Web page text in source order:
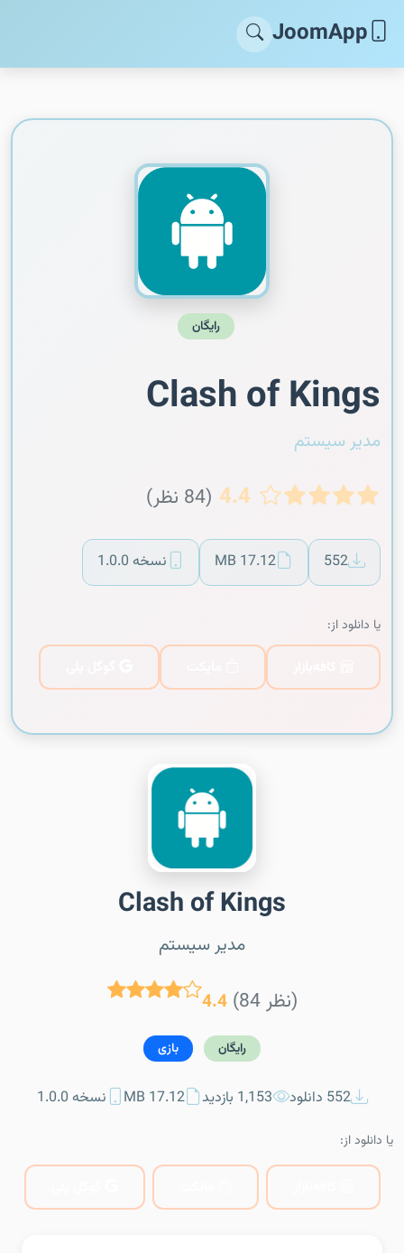
JoomApp
رایگان
Clash of Kings
مدیر سیستم
4.4 (84 نظر)
552
17.12 MB نسخه 1.0.0
یا دانلود از:
Clash of Kings
مدیر سیستم
4.4 (84 نظر)
رایگان بازی
552 دانلود 1,153 بازدید 17.12 MB نسخه 1.0.0
یا دانلود از: